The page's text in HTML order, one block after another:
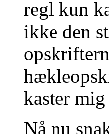
regl kun
ikke den
kaster
Nå nu